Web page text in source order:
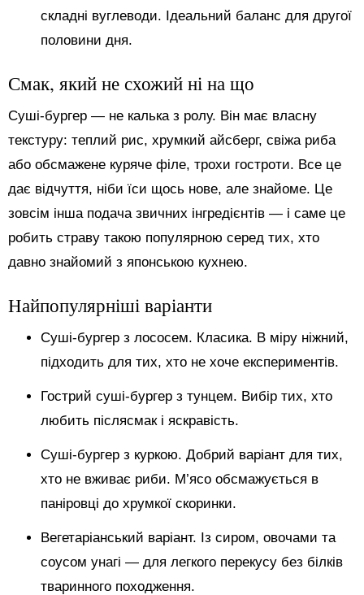
складні вуглеводи. Ідеальний баланс для другої
половини дня.
Смак, який не схожий ні на що
Суші-бургер — не калька з ролу. Він має власну
текстуру: теплий рис, хрумкий айсберг, свіжа риба
або обсмажене куряче філе, трохи гостроти. Все це
дає відчуття, ніби їси щось нове, але знайоме. Це
зовсім інша подача звичних інгредієнтів — і саме це
робить страву такою популярною серед тих, хто
давно знайомий з японською кухнею.
Найпопулярніші варіанти
Суші-бургер з лососем. Класика. В міру ніжний,
підходить для тих, хто не хоче експериментів.
Гострий суші-бургер з тунцем. Вибір тих, хто
любить післясмак і яскравість.
Суші-бургер з куркою. Добрий варіант для тих,
хто не вживає риби. М’ясо обсмажується в
паніровці до хрумкої скоринки.
Вегетаріанський варіант. Із сиром, овочами та
соусом унагі — для легкого перекусу без білків
тваринного походження.